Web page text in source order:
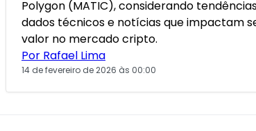
Polygon (MATIC), considerando
dados técnicos e notícias que impactam
valor no mercado cripto.
Por Rafael Lima
14 de fevereiro de 2026 às 00:00